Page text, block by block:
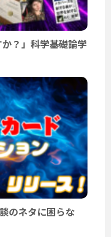
か？」科学基礎論学
のネタに困らな